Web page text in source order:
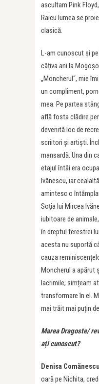
ascultam Pink
Raicu lumea se
clasică.
L-am cunoscut și
câțiva ani la
„Moncherul“, mie
un compliment,
mea. Pe partea
află fosta clădire
devenită loc de
scriitori și artiști.
mansardă. Una din
etajul întâi era
Ivănescu, iar
amintesc o
Soția lui Mircea
iubitoare de
în dreptul ferestrei
acesta nu suportă
cauza
Moncherul a apărut
lacrimile; simțeam
transformare în el.
mai trăit mai puțin
Marea Dragoste/
ați cunoscut?
Denisa
oară pe Nichita,